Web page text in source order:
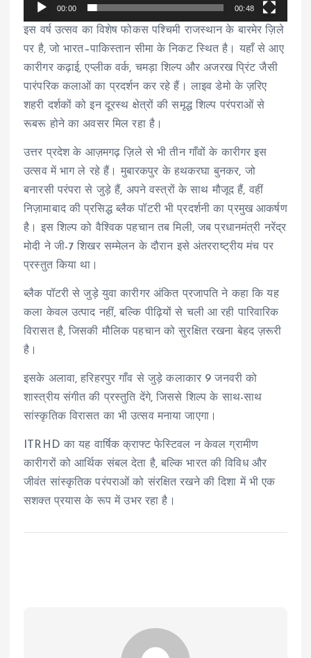
y
e
r
00:00 00:48
इस वर्ष उत्सव का विशेष फोकस पश्चिमी राजस्थान के बारमेर ज़िले
पर है, जो भारत–पाकिस्तान सीमा के निकट स्थित है। यहाँ से आए
कारीगर कढ़ाई, एप्लीक वर्क, चमड़ा शिल्प और अजरख प्रिंट जैसी
पारंपरिक कलाओं का प्रदर्शन कर रहे हैं। लाइव डेमो के ज़रिए
शहरी दर्शकों को इन दूरस्थ क्षेत्रों की समृद्ध शिल्प परंपराओं से
रूबरू होने का अवसर मिल रहा है।
उत्तर प्रदेश के आज़मगढ़ ज़िले से भी तीन गाँवों के कारीगर इस
उत्सव में भाग ले रहे हैं। मुबारकपुर के हथकरघा बुनकर, जो
बनारसी परंपरा से जुड़े हैं, अपने वस्त्रों के साथ मौजूद हैं, वहीं
निज़ामाबाद की प्रसिद्ध ब्लैक पॉटरी भी प्रदर्शनी का प्रमुख आकर्षण
है। इस शिल्प को वैश्विक पहचान तब मिली, जब प्रधानमंत्री नरेंद्र
मोदी ने जी-7 शिखर सम्मेलन के दौरान इसे अंतरराष्ट्रीय मंच पर
प्रस्तुत किया था।
ब्लैक पॉटरी से जुड़े युवा कारीगर अंकित प्रजापति ने कहा कि यह
कला केवल उत्पाद नहीं, बल्कि पीढ़ियों से चली आ रही पारिवारिक
विरासत है, जिसकी मौलिक पहचान को सुरक्षित रखना बेहद ज़रूरी
है।
इसके अलावा, हरिहरपुर गाँव से जुड़े कलाकार 9 जनवरी को
शास्त्रीय संगीत की प्रस्तुति देंगे, जिससे शिल्प के साथ-साथ
सांस्कृतिक विरासत का भी उत्सव मनाया जाएगा।
ITRHD का यह वार्षिक क्राफ्ट फेस्टिवल न केवल ग्रामीण
कारीगरों को आर्थिक संबल देता है, बल्कि भारत की विविध और
जीवंत सांस्कृतिक परंपराओं को संरक्षित रखने की दिशा में भी एक
सशक्त प्रयास के रूप में उभर रहा है।